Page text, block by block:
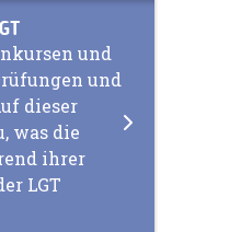
und
und
dieser
was die
ihrer
LGT